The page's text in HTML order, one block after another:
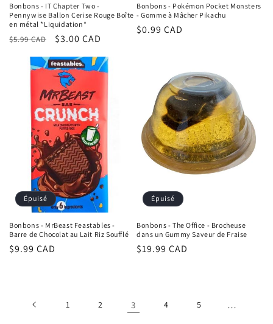
Bonbons - IT Chapter Two -
Pennywise Ballon Cerise Rouge Boîte
en métal *Liquidation*
Prix
$5.99 CAD
Prix
$3.00 CAD
Bonbons - Pokémon Pocket Monsters
- Gomme à Mâcher Pikachu
Prix
$0.99 CAD
Épuisé
Bonbons - MrBeast Feastables -
Barre de Chocolat au Lait Riz Soufflé
Prix
$9.99 CAD
Épuisé
Bonbons - The Office - Brocheuse
dans un Gummy Saveur de Fraise
Prix
$19.99 CAD
1 2 3 4 5 …